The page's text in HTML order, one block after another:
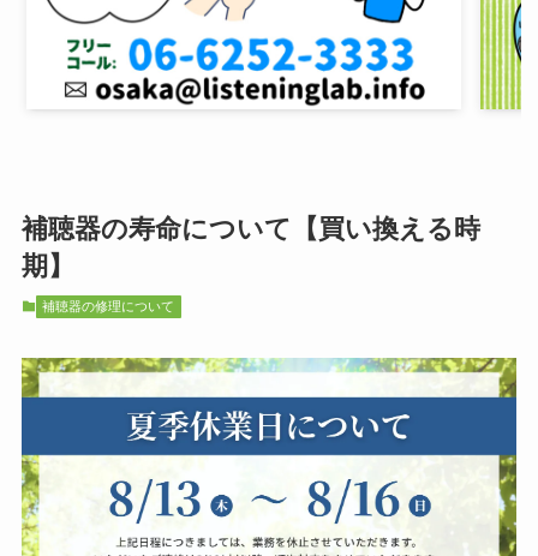
補聴器の寿命について【買い換える時
期】
補聴器の修理について